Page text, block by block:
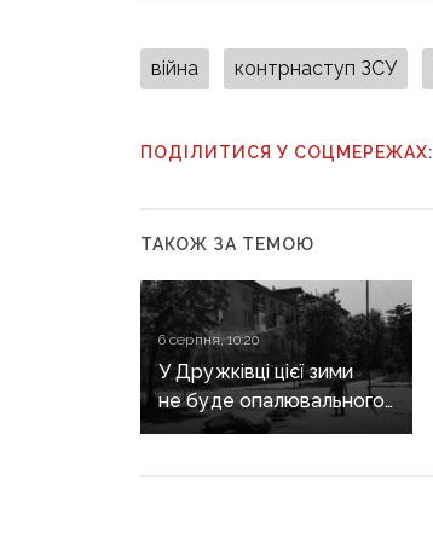
війна контрнаступ ЗСУ
ПОДІЛИТИСЯ У СОЦМЕРЕЖАХ:
ТАКОЖ ЗА ТЕМОЮ
6 серпня, 10:20
У Дружківці цієї зими
не буде опалювального
сезону: фронт